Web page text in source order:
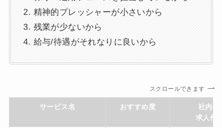
2. 精神的プレッシャーが小さいから
3. 残業が少ないから
4. 給与/待遇がそれなりに良いから
スクロールできます
サービス名 おすすめ度
社内SE
求人件